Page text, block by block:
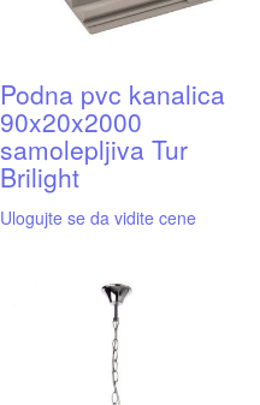
Podna pvc kanalica
90x20x2000
samolepljiva Tur
Brilight
Ulogujte se da vidite cene